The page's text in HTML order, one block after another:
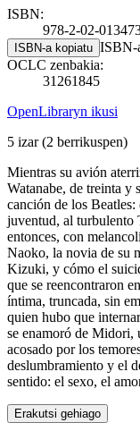
ISBN:
978-2-02-
ISBN-a kopiatu ISBN-
OCLC zenbakia:
31261845
OpenLibraryn ikusi
5 izar(2 berrikuspen)
Mientras su avión
Watanabe, de treinta y
canción de los Beatles:
juventud, al turbulento
entonces, con
Naoko, la novia de su
Kizuki, y cómo el
que se reencontraron
íntima, truncada, sin
quien hubo que
se enamoró de Midori,
acosado por los
deslumbramiento y el
sentido: el sexo, el
Erakutsi gehiago